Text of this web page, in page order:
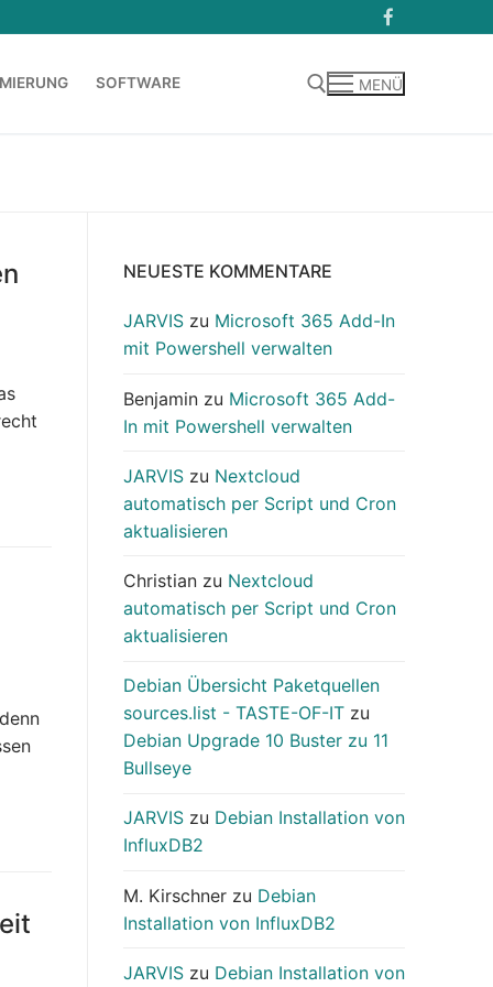
SOFTWARE MENÜ
NEUESTE KOMMENTARE
JARVIS zu Microsoft 365 Add-In
mit Powershell verwalten
Benjamin zu Microsoft 365 Add-
In mit Powershell verwalten
JARVIS zu Nextcloud
automatisch per Script und Cron
aktualisieren
Christian zu Nextcloud
automatisch per Script und Cron
aktualisieren
Debian Übersicht Paketquellen
sources.list - TASTE-OF-IT zu
Debian Upgrade 10 Buster zu 11
Bullseye
JARVIS zu Debian Installation von
InfluxDB2
M. Kirschner zu Debian
Installation von InfluxDB2
JARVIS zu Debian Installation von